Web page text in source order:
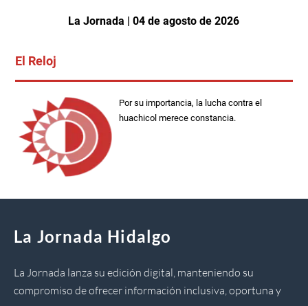
La Jornada | 04 de agosto de 2026
El Reloj
Por su importancia, la lucha contra el
huachicol merece constancia.
La Jornada Hidalgo
La Jornada lanza su edición digital, manteniendo su
compromiso de ofrecer información inclusiva, oportuna y